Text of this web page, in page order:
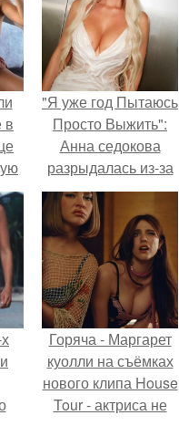
в
"Я уже год Пытаюсь
Просто Выжить":
Анна седокова
разрыдалась из-за
жесткой травли и
проклятий в сети.
Горяча - Маргарет
куолли на съёмках
нового клипа House
Tour - актриса не